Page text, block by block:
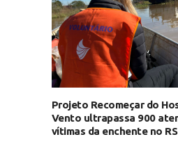
Projeto Recomeçar do
Vento ultrapassa 900
vítimas da enchente no RS